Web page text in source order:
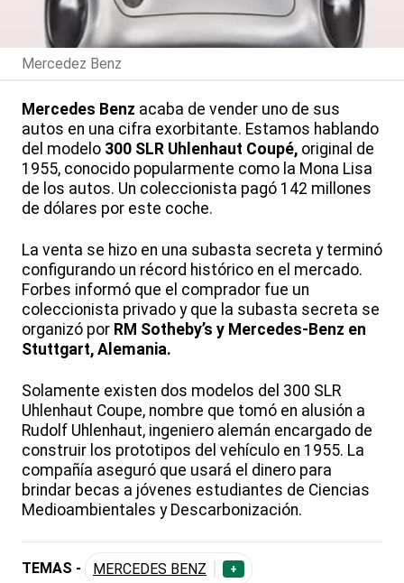
Mercedez Benz
Mercedes Benz acaba de vender uno de sus
autos en una cifra exorbitante. Estamos hablando
del modelo 300 SLR Uhlenhaut Coupé, original de
1955, conocido popularmente como la Mona Lisa
de los autos. Un coleccionista pagó 142 millones
de dólares por este coche.
La venta se hizo en una subasta secreta y terminó
configurando un récord histórico en el mercado.
Forbes informó que el comprador fue un
coleccionista privado y que la subasta secreta se
organizó por RM Sotheby’s y Mercedes-Benz en
Stuttgart, Alemania.
Solamente existen dos modelos del 300 SLR
Uhlenhaut Coupe, nombre que tomó en alusión a
Rudolf Uhlenhaut, ingeniero alemán encargado de
construir los prototipos del vehículo en 1955. La
compañía aseguró que usará el dinero para
brindar becas a jóvenes estudiantes de Ciencias
Medioambientales y Descarbonización.
TEMAS - MERCEDES BENZ +